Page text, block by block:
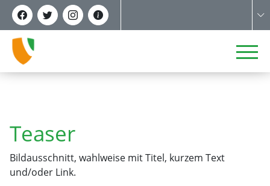
Teaser
Bildausschnitt, wahlweise mit Titel, kurzem Text
und/oder Link.